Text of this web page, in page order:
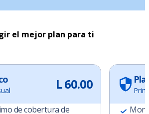
el mejor plan para ti
L 60.00
de cobertura de